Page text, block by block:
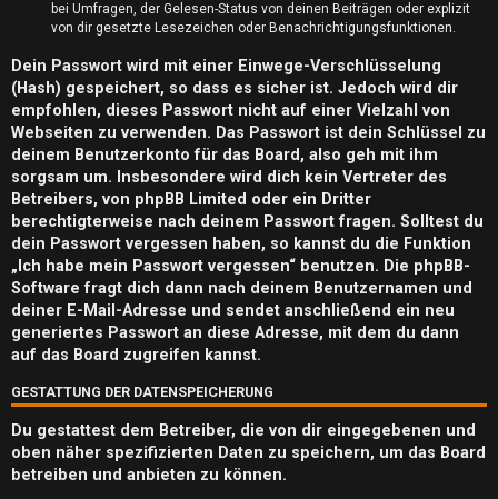
e
t
e
T
h
e
m
e
n
A
bei Umfragen, der Gelesen-Status von deinen Beiträgen oder explizit
von dir gesetzte Lesezeichen oder Benachrichtigungsfunktionen.
Dein Passwort wird mit einer Einwege-Verschlüsselung
(Hash) gespeichert, so dass es sicher ist. Jedoch wird dir
empfohlen, dieses Passwort nicht auf einer Vielzahl von
Webseiten zu verwenden. Das Passwort ist dein Schlüssel zu
deinem Benutzerkonto für das Board, also geh mit ihm
sorgsam um. Insbesondere wird dich kein Vertreter des
Betreibers, von phpBB Limited oder ein Dritter
berechtigterweise nach deinem Passwort fragen. Solltest du
dein Passwort vergessen haben, so kannst du die Funktion
„Ich habe mein Passwort vergessen“ benutzen. Die phpBB-
Software fragt dich dann nach deinem Benutzernamen und
deiner E-Mail-Adresse und sendet anschließend ein neu
generiertes Passwort an diese Adresse, mit dem du dann
auf das Board zugreifen kannst.
GESTATTUNG DER DATENSPEICHERUNG
Du gestattest dem Betreiber, die von dir eingegebenen und
oben näher spezifizierten Daten zu speichern, um das Board
betreiben und anbieten zu können.